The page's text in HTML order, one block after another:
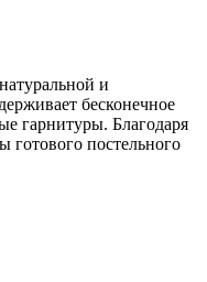
и
бесконечное
гарнитуры. Благодаря
готового постельного